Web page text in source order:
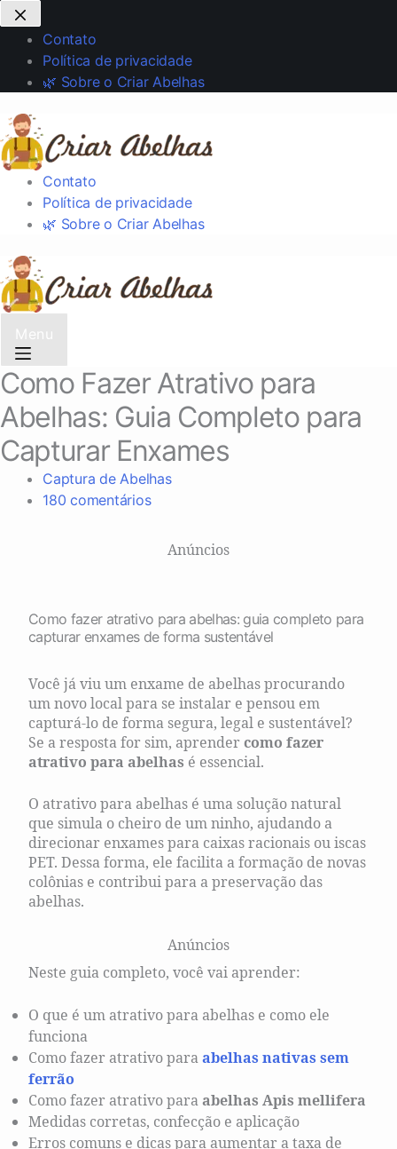
Contato
Política de privacidade
🌿 Sobre o Criar Abelhas
Contato
Política de privacidade
🌿 Sobre o Criar Abelhas
Menu
Como Fazer Atrativo para
Abelhas: Guia Completo para
Capturar Enxames
Captura de Abelhas
180 comentários
Anúncios
Como fazer atrativo para abelhas: guia completo para
capturar enxames de forma sustentável
Você já viu um enxame de abelhas procurando
um novo local para se instalar e pensou em
capturá-lo de forma segura, legal e sustentável?
Se a resposta for sim, aprender como fazer
atrativo para abelhas é essencial.
O atrativo para abelhas é uma solução natural
que simula o cheiro de um ninho, ajudando a
direcionar enxames para caixas racionais ou iscas
PET. Dessa forma, ele facilita a formação de novas
colônias e contribui para a preservação das
abelhas.
Anúncios
Neste guia completo, você vai aprender:
O que é um atrativo para abelhas e como ele
funciona
Como fazer atrativo paraabelhas nativas sem
ferrão
Como fazer atrativo paraabelhas Apis mellifera
Medidas corretas, confecção e aplicação
Erros comuns e dicas para aumentar a taxa de